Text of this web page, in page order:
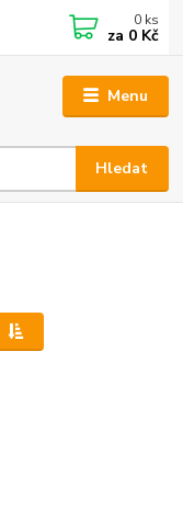
Menu
Hledat
0 ks
za 0 Kč